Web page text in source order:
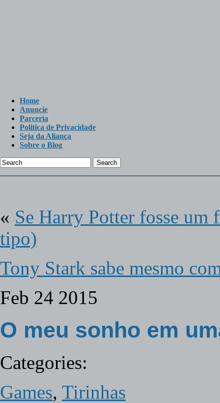
Home
Anuncie
Parceria
Politica de Privacidade
Seja da Aliança
Sobre o Blog
Search
« Se Harry Potter fosse um
tipo)
Tony Stark sabe mesmo
Feb 24 2015
O meu sonho em
Categories:
Games, Tirinhas